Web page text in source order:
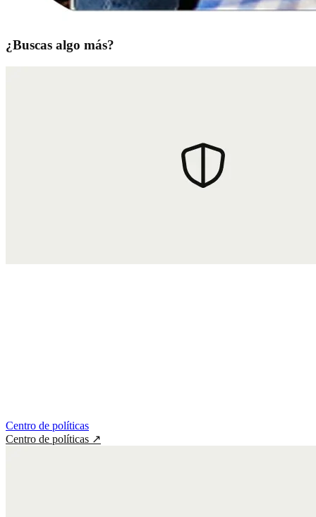
¿Buscas algo más?
Centro de políticas
Centro de políticas ↗